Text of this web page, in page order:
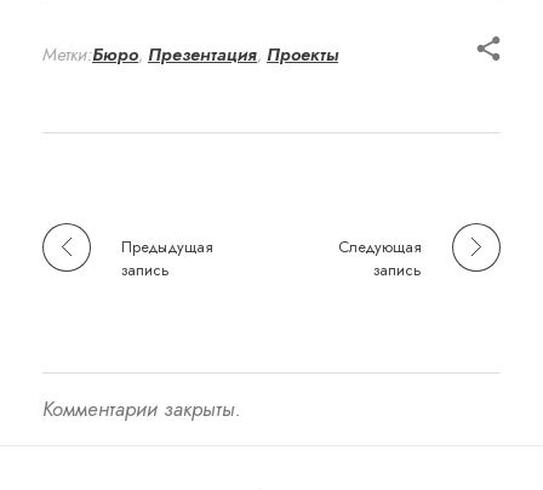
Метки:Бюро, Презентация, Проекты
Предыдущая
запись
Следующая
запись
Комментарии закрыты.